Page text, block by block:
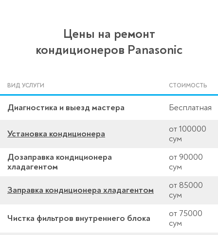
Цены на ремонт
кондиционеров Panasonic
ВИД УСЛУГИ СТОИМОСТЬ
Диагностика и выезд мастера Бесплатная
Установка кондиционера
от 100000
сум
Дозаправка кондиционера
хладагентом
от 90000
сум
Заправка кондиционера хладагентом
от 85000
сум
Чистка фильтров внутреннего блока
от 75000
сум